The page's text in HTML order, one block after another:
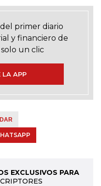
primer diario
y financiero de
un clic
LA APP
EXCLUSIVOS PARA